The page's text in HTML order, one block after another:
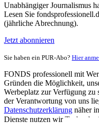
Unabhängiger Journalismus
Lesen Sie
(jährliche Abrechnung).
Jetzt abonnieren
Sie haben ein PUR-Abo? Hier
FONDS professionell mit
Gründen die Möglichkeit,
Werbeplatz zur Verfügung zu
der Verantwortung von uns
Datenschutzerklärung näher
Dienste nutzen wir